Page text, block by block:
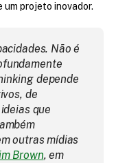
projeto inovador.
Não é
depende
de
que
outras mídias
Brown, em